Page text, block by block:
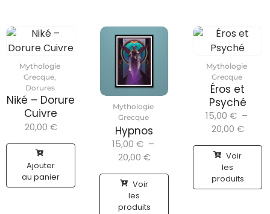
Mythologie
Grecque,
Dorures
Niké – Dorure
Cuivre
20,00 €
Ajouter
au panier
Mythologie
Grecque
Hypnos
15,00 € –
20,00 €
Voir
les
produits
Mythologie
Grecque
Éros et
Psyché
15,00 € –
20,00 €
Voir
les
produits